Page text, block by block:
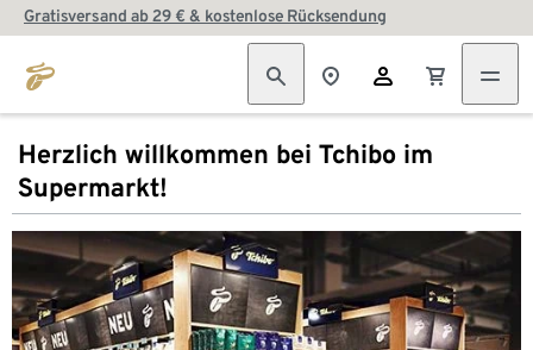
Gratisversand ab 29 € & kostenlose Rücksendung
Herzlich willkommen bei Tchibo im
Supermarkt!